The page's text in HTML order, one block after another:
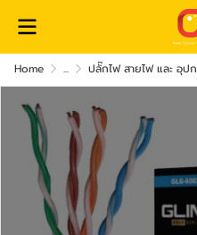
Home ... ปลั๊กไฟ สายไฟ และ อุปกรณ์เสริม